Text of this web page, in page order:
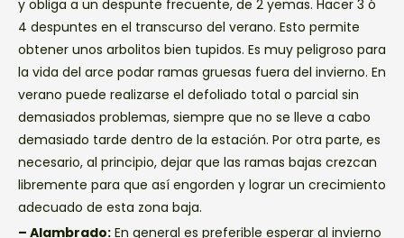
y obliga a un despunte frecuente, de 2 yemas. Hacer 3 ó
4 despuntes en el transcurso del verano. Esto permite
obtener unos arbolitos bien tupidos. Es muy peligroso para
la vida del arce podar ramas gruesas fuera del invierno. En
verano puede realizarse el defoliado total o parcial sin
demasiados problemas, siempre que no se lleve a cabo
demasiado tarde dentro de la estación. Por otra parte, es
necesario, al principio, dejar que las ramas bajas crezcan
libremente para que así engorden y lograr un crecimiento
adecuado de esta zona baja.
– Alambrado: En general es preferible esperar al invierno